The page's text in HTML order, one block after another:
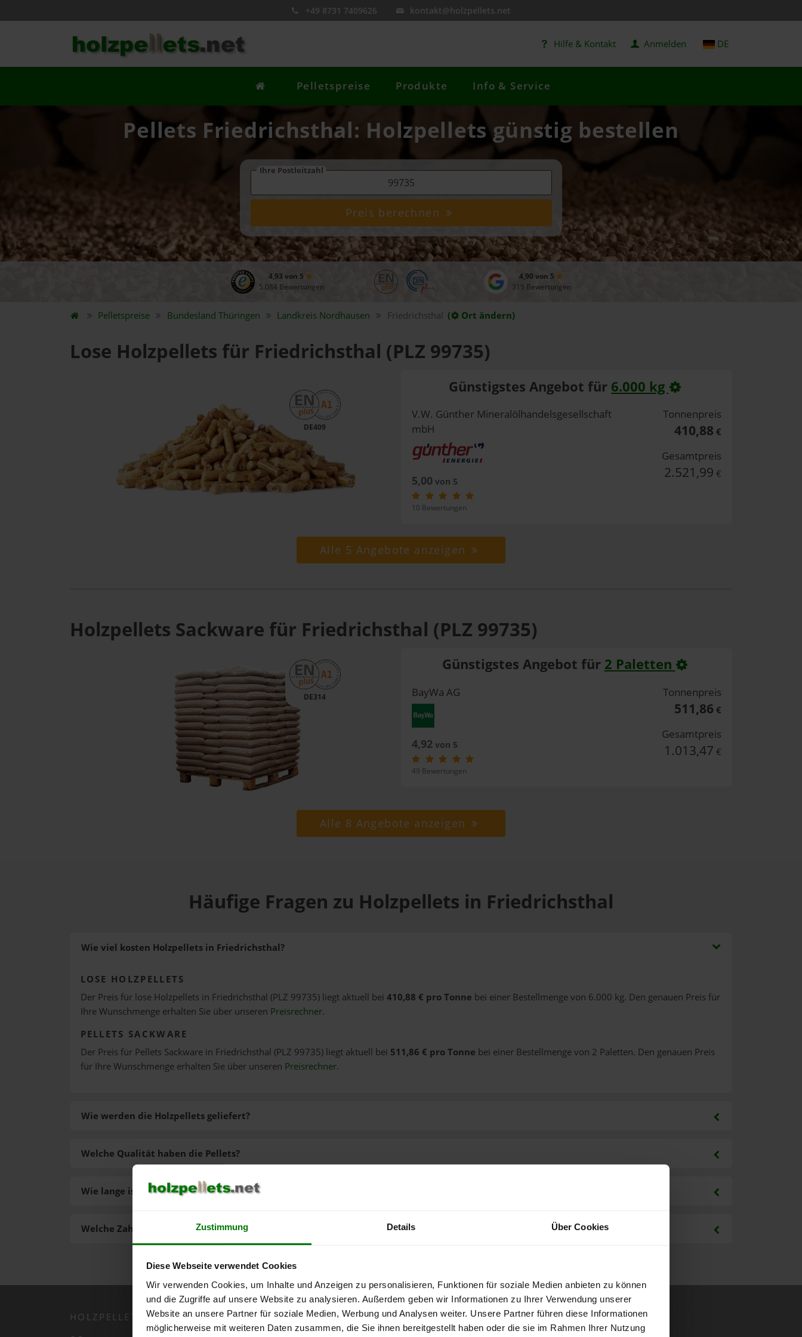
Zustimmung Details Über Cookies
Diese Webseite verwendet Cookies
Wir verwenden Cookies, um Inhalte und Anzeigen zu personalisieren, Funktionen für soziale Medien anbieten zu können
und die Zugriffe auf unsere Website zu analysieren. Außerdem geben wir Informationen zu Ihrer Verwendung unserer
Website an unsere Partner für soziale Medien, Werbung und Analysen weiter. Unsere Partner führen diese Informationen
möglicherweise mit weiteren Daten zusammen, die Sie ihnen bereitgestellt haben oder die sie im Rahmen Ihrer Nutzung
+49 8731 7409626 kontakt@holzpellets.net
Hilfe & Kontakt Anmelden DE
Pelletspreise Produkte Info & Service
Pellets Friedrichsthal: Holzpellets günstig bestellen
Ihre Postleitzahl
Preis berechnen
4,93 von 5
5.084 Bewertungen
4,90 von 5
315 Bewertungen
Pelletspreise Bundesland Thüringen Landkreis Nordhausen Friedrichsthal ( Ort ändern)
Lose Holzpellets für Friedrichsthal (PLZ 99735)
DE409
Günstigstes Angebot für 6.000 kg
V.W. Günther Mineralölhandelsgesellschaft
mbH
5,00 von 5
10 Bewertungen
Tonnenpreis
410,88 €
Gesamtpreis
2.521,99 €
Alle 5 Angebote anzeigen
Holzpellets Sackware für Friedrichsthal (PLZ 99735)
DE314
Günstigstes Angebot für 2 Paletten
BayWa AG
4,92von 5
49 Bewertungen
Tonnenpreis
511,86 €
Gesamtpreis
1.013,47 €
Alle 8 Angebote anzeigen
Häufige Fragen zu Holzpellets in Friedrichsthal
Wie viel kosten Holzpellets in Friedrichsthal?
LOSE HOLZPELLETS
Der Preis für lose Holzpellets in Friedrichsthal (PLZ 99735) liegt aktuell bei 410,88 € pro Tonne bei einer Bestellmenge von 6.000 kg. Den genauen Preis für
Ihre Wunschmenge erhalten Sie über unseren Preisrechner.
PELLETS SACKWARE
Der Preis für Pellets Sackware in Friedrichsthal (PLZ 99735) liegt aktuell bei 511,86 € pro Tonne bei einer Bestellmenge von 2 Paletten. Den genauen Preis
für Ihre Wunschmenge erhalten Sie über unseren Preisrechner.
Wie werden die Holzpellets geliefert?
Welche Zahlungsarten gibt es?
Welche Qualität haben die Pellets?
Wie lange ist die Lieferzeit der Pellets?
HOLZPELLETS.NET APP